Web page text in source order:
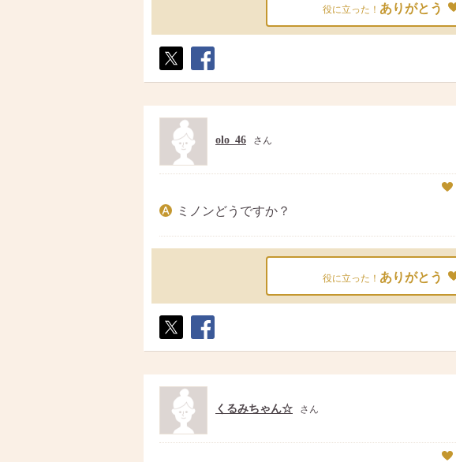
役に立った！ ありがとう
ト
ア
olo_46 さん
ミノンどうですか？
役に立った！ ありがとう
ト
ア
くるみちゃん☆ さん